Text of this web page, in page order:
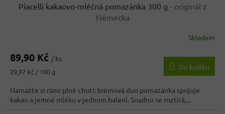
Piacelli kakaovo-mléčná pomazánka 300 g - originál z
Německa
produktu
5,0
z
5
hvězdiček.
Skladem
89,90 Kč / ks
Měrná
29,97 Kč / 100 g
Do košíku
Namažte si ráno plné chuti: krémová duo pomazánka spojuje
kakao a jemné mléko v jednom balení. Snadno se roztírá,...